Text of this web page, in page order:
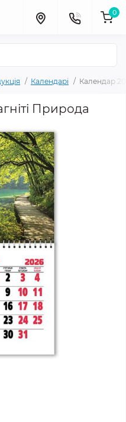
0
Календарі Календар
Природа